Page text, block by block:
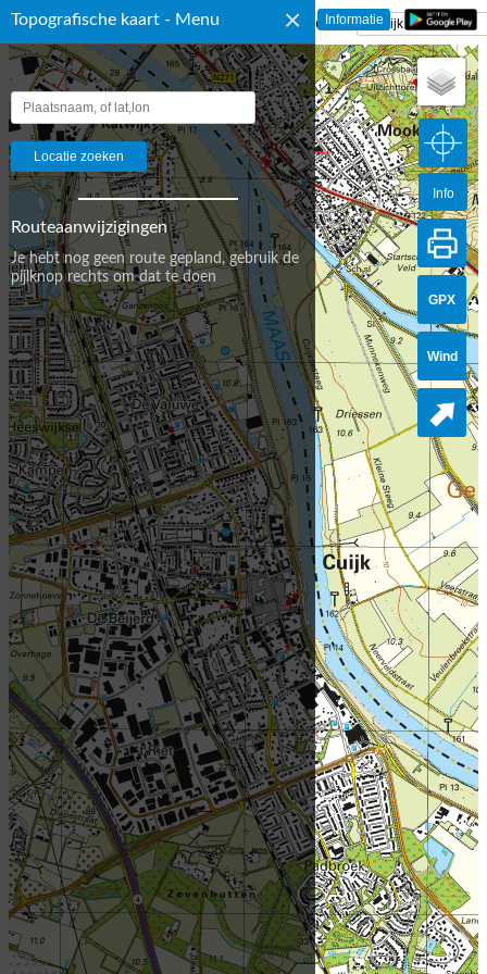
Topografische kaart - Menu ×
Routeaanwijzigingen
Je hebt nog geen route gepland, gebruik de
pijlknop rechts om dat te doen
☰ Topografische Kaart Nederland
GPX
Wind
Info